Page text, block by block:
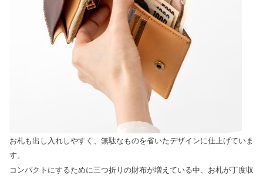
お札も出し入れしやすく、無駄なものを省いたデザインに仕上げていま
す。
コンパクトにするために三つ折りの財布が増えている中、お札が丁度収